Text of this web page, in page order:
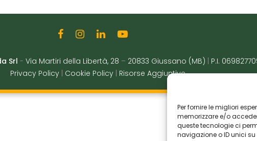
Per fornire le migliori
memorizzare e/o
queste tecnologie ci
navigazione o ID unici
Srl - Via Martiri della Libertà, 28 – 20833 Giussano (MB)
P.I.
Privacy Policy
Cookie Policy Risorse Aggiuntive